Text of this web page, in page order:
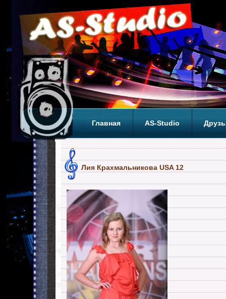
Главная AS-Studio
Лия Крахмальникова USA 12